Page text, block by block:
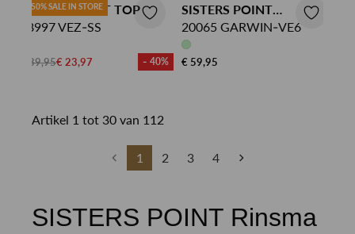
50% SALE IN STORE
SISTERS POINT TOP
18997 VEZ-SS
€ 39,95€ 23,97 - 40%
SISTERS POINT
BODYWARMER
20065 GARWIN-VE6
€ 59,95
Artikel 1 tot 30 van 112
1 2 3 4
SISTERS POINT Rinsma